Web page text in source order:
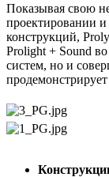
Показывая свою
проектировании
конструкций,
Prolight + Sound
систем, но и